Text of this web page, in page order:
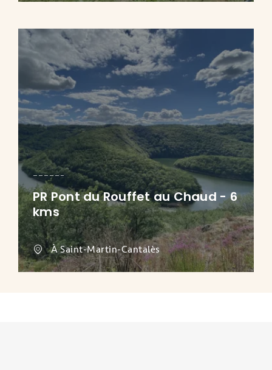
PR Pont du Rouffet au Chaud - 6
kms
À Saint-Martin-Cantalès